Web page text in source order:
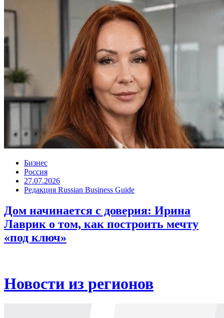
Бизнес
Россия
27.07.2026
Редакция Russian Business Guide
Дом начинается с доверия: Ирина
Лаврик о том, как построить мечту
«под ключ»
Новости из регионов